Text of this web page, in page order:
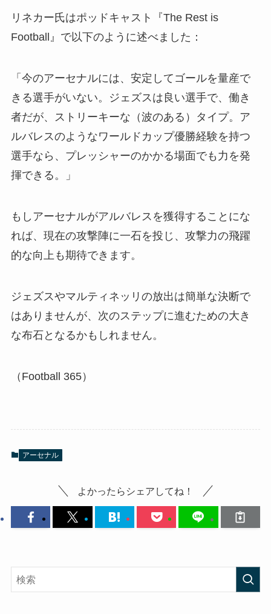
リネカー氏はポッドキャスト『The Rest is
Football』で以下のように述べました：
「今のアーセナルには、安定してゴールを量産で
きる選手がいない。ジェズスは良い選手で、働き
者だが、ストリーキーな（波のある）タイプ。ア
ルバレスのようなワールドカップ優勝経験を持つ
選手なら、プレッシャーのかかる場面でも力を発
揮できる。」
もしアーセナルがアルバレスを獲得することにな
れば、現在の攻撃陣に一石を投じ、攻撃力の飛躍
的な向上も期待できます。
ジェズスやマルティネッリの放出は簡単な決断で
はありませんが、次のステップに進むための大き
な布石となるかもしれません。
（Football 365）
アーセナル
よかったらシェアしてね！